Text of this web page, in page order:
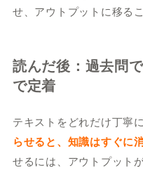
せ、アウトプットに移る
読んだ後：過去問
で定着
テキストをどれだけ丁寧
らせると、知識はすぐに
せるには、アウトプット